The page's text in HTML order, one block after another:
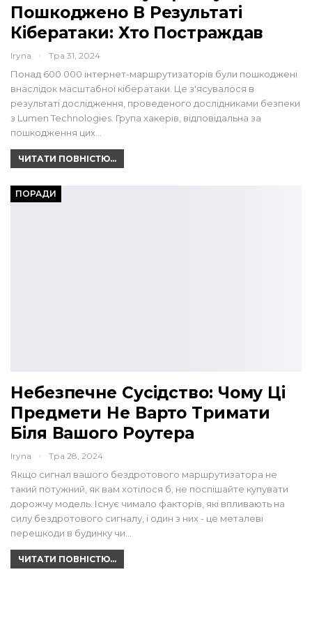
Пошкоджено В Результаті
Кібератаки: Хто Постраждав
Iryna Тра 31, 2024
Понад 600 000 інтернет-маршрутизаторів були пошкоджені
внаслідок масштабної кібератаки. Це з'ясувалося в
результаті дослідження, проведеного дослідниками безпеки
з Lumen Technologies. Група хакерів, відповідальна за
пошкодження цих…
ЧИТАТИ ПОВНІСТЮ...
ПОРАДИ
Небезпечне Сусідство: Чому Ці
Предмети Не Варто Тримати
Біля Вашого Роутера
Iryna Тра 28, 2024
Якщо сигнал вашого бездротового маршрутизатора не
такий потужний, як вам хотілося б, не поспішайте купувати
дорожчу модель. Існує чимало факторів, які впливають на
силу бездротового сигналу, і один з них - це металеві
перешкоди в будинку чи…
ЧИТАТИ ПОВНІСТЮ...